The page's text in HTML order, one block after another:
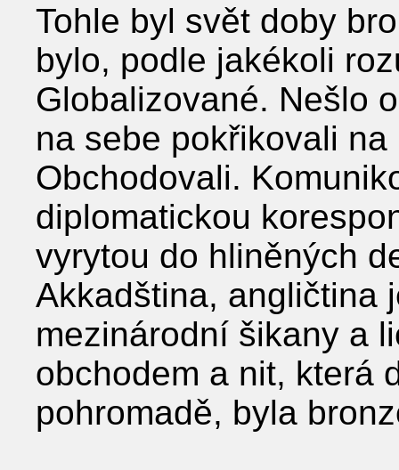
Tohle byl svět doby
bylo, podle jakékoli
Globalizované. Nešlo
na sebe pokřikovali
Obchodovali.
diplomatickou
vyrytou do hliněných
Akkadština, angličtina
mezinárodní šikany a
obchodem a nit, která
pohromadě, byla